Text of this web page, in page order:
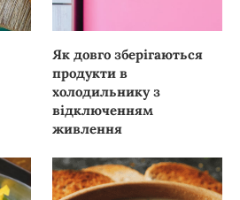
Як довго зберігаються
продукти в
холодильнику з
відключенням
живлення